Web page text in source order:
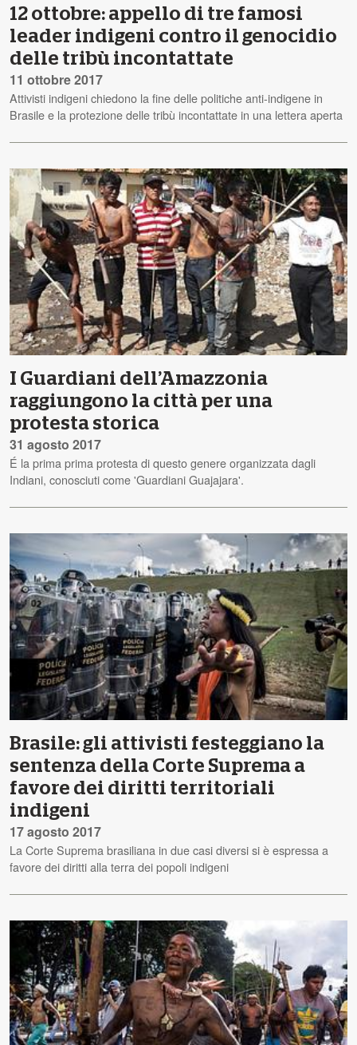
12 ottobre: appello di tre famosi
leader indigeni contro il genocidio
delle tribù incontattate
11 ottobre 2017
Attivisti indigeni chiedono la fine delle politiche anti-indigene in
Brasile e la protezione delle tribù incontattate in una lettera aperta
I Guardiani dell’Amazzonia
raggiungono la città per una
protesta storica
31 agosto 2017
É la prima prima protesta di questo genere organizzata dagli
Indiani, conosciuti come 'Guardiani Guajajara'.
Brasile: gli attivisti festeggiano la
sentenza della Corte Suprema a
favore dei diritti territoriali
indigeni
17 agosto 2017
La Corte Suprema brasiliana in due casi diversi si è espressa a
favore dei diritti alla terra dei popoli indigeni